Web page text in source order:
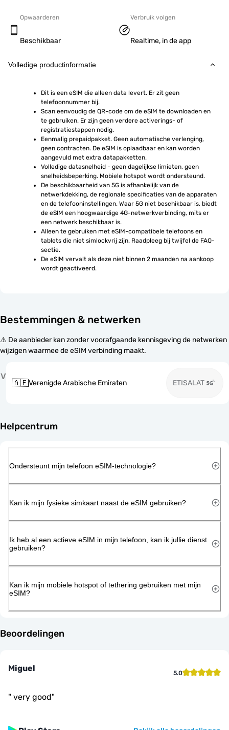
Opwaarderen
Beschikbaar
Verbruik volgen
Realtime, in de app
Volledige productinformatie
Dit is een eSIM die alleen data levert. Er zit geen
telefoonnummer bij.
Scan eenvoudig de QR-code om de eSIM te downloaden en
te gebruiken. Er zijn geen verdere activerings- of
registratiestappen nodig.
Eenmalig prepaidpakket. Geen automatische verlenging,
geen contracten. De eSIM is oplaadbaar en kan worden
aangevuld met extra datapakketten.
Volledige datasnelheid - geen dagelijkse limieten, geen
snelheidsbeperking. Mobiele hotspot wordt ondersteund.
De beschikbaarheid van 5G is afhankelijk van de
netwerkdekking, de regionale specificaties van de apparaten
en de telefooninstellingen. Waar 5G niet beschikbaar is, biedt
de eSIM een hoogwaardige 4G-netwerkverbinding, mits er
een netwerk beschikbaar is.
Alleen te gebruiken met eSIM-compatibele telefoons en
tablets die niet simlockvrij zijn. Raadpleeg bij twijfel de FAQ-
sectie.
De eSIM vervalt als deze niet binnen 2 maanden na aankoop
wordt geactiveerd.
Bestemmingen & netwerken
⚠️ De aanbieder kan zonder voorafgaande kennisgeving de netwerken
wijzigen waarmee de eSIM verbinding maakt.
V
🇦🇪Verenigde Arabische Emiraten ETISALAT
Helpcentrum
Ondersteunt mijn telefoon eSIM-technologie?
Kan ik mijn fysieke simkaart naast de eSIM gebruiken?
Ik heb al een actieve eSIM in mijn telefoon, kan ik jullie dienst
gebruiken?
Kan ik mijn mobiele hotspot of tethering gebruiken met mijn
eSIM?
Beoordelingen
Miguel 5.0
" very good"